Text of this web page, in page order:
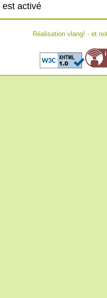
est activé
Réalisation vlang! - et